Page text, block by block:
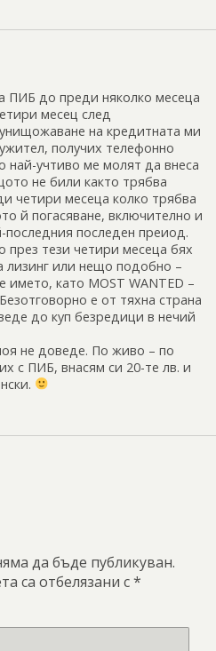
ПИБ до преди няколко месеца
месец след
на кредитната ми
получих телефонно
най-учтиво ме молят да внеса
не били както трябва
четири месеца колко трябва
й погасяване, включително и
последния последен преиод.
през тези четири месеца бях
лизинг или нещо подобно –
като MOST WANTED –
е от тяхна страна
до куп безредици в нечий
не доведе. По живо – по
с ПИБ, внасям си 20-те лв. и
да бъде публикуван.
са отбелязани с*